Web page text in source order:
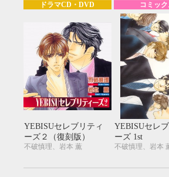
ドラマCD・DVD
YEBISUセレブリティ
ーズ２（復刻版）
不破慎理、岩本 薫
コミック
YEBISUセレ
ーズ 1st
不破慎理、岩本
9月
TUE WED THU FRI SAT
1 2 4
7 8 9 10 11
12
14 15 16 17 18
19
21 22 23 24 25
26